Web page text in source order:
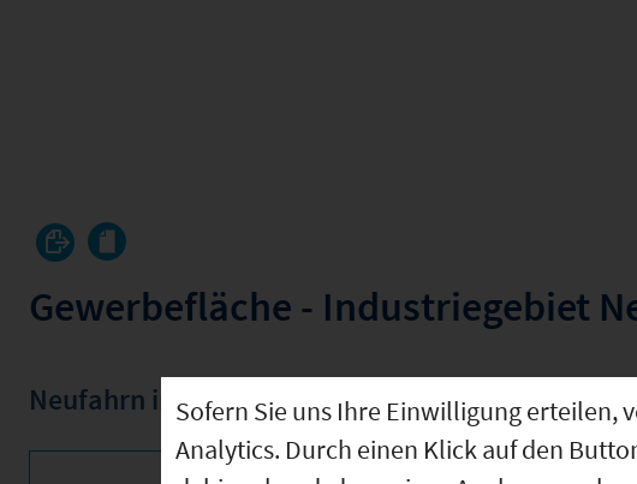
Gewerbefläche - Industriegebiet
Neufahrn in Niederbayern,Lkr. Landshut
Sofern Sie uns Ihre Einwilligung erteilen,
Analytics. Durch einen Klick auf den